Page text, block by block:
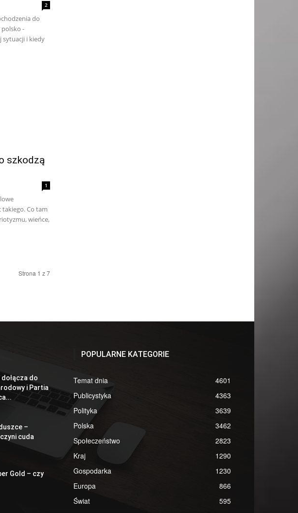
2
do
-
sytuacji i kiedy
szkodzą
1
takiego. Co tam
wieńce,
Strona 1 z 7
do
i Partia
–
cuda
Gold – czy
POPULARNE KATEGORIE
Temat dnia
4601
Publicystyka
4363
Polityka
3639
Polska
3462
Społeczeństwo
2823
Kraj
1290
Gospodarka
1230
Europa
866
Świat
595